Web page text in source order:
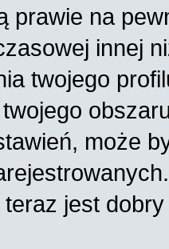
prawie na
innej
twojego
może
teraz jest